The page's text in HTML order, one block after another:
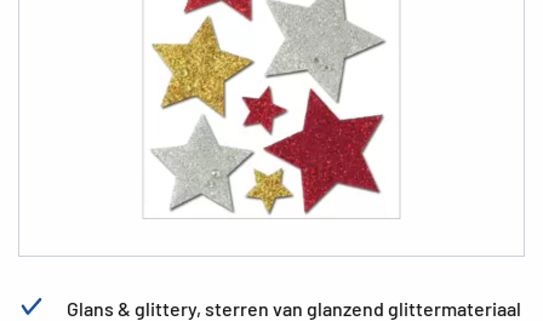
Glans & glittery, sterren van glanzend glittermateriaal